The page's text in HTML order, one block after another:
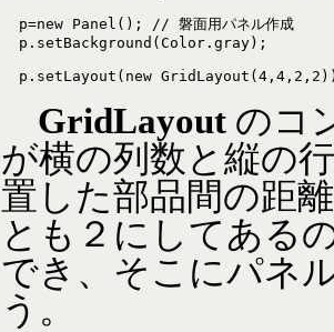
  p=new Panel(); // 磐面用パネル作成
  p.setBackground(Color.gray);
GridLayout のコ
が横の列数と縦の
置した部品間の距
とも２にしてある
でき、そこにパネ
う。